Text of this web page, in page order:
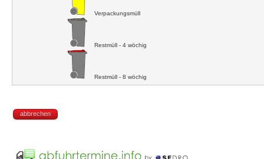
Verpackungsmüll
Restmüll - 4 wöchig
Restmüll - 8 wöchig
abbrechen